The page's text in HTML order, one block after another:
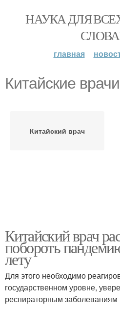
НАУКА ДЛЯ
главная
Китайские врачи
Китайский врач
Китайский врач
побороть
лету
Для этого необходимо
государственном уровне,
респираторным